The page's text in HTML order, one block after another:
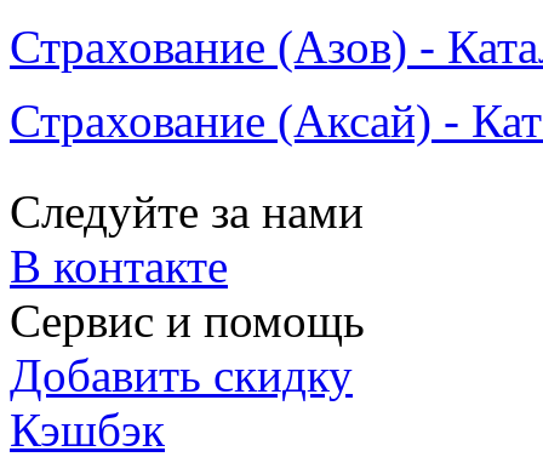
Страхование (Азов) -
Страхование (Аксай) -
Следуйте за нами
В контакте
Сервис и помощь
Добавить скидку
Кэшбэк